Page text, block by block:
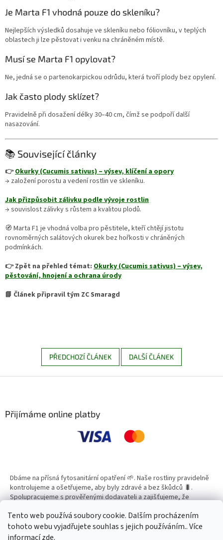
Tento web používá soubory cookie. Dalším procházením
tohoto webu vyjadřujete souhlas s jejich používáním.. Více
informacízde.
Je Marta F1 vhodná pouze do skleníku?
Nejlepších výsledků dosahuje ve skleníku nebo fóliovníku, v teplých
oblastech ji lze pěstovat i venku na chráněném místě.
Musí se Marta F1 opylovat?
Ne, jedná se o partenokarpickou odrůdu, která tvoří plody bez opylení.
Jak často plody sklízet?
Pravidelně při dosažení délky 30–40 cm, čímž se podpoří další
nasazování.
📚 Související články
👉Okurky (Cucumis sativus) – výsev, klíčení a opory
→ založení porostu a vedení rostlin ve skleníku.
Jak přizpůsobit zálivku podle vývoje rostlin
→ souvislost zálivky s růstem a kvalitou plodů.
🧭 Marta F1 je vhodná volba pro pěstitele, kteří chtějí jistotu
rovnoměrných salátových okurek bez hořkosti v chráněných
podmínkách.
👉 Zpět na přehled témat: Okurky (Cucumis sativus) – výsev,
pěstování, hnojení a ochrana úrody
📘 Článek připravil tým ZC Smaragd
PŘEDCHOZÍ ČLÁNEK DALŠÍ ČLÁNEK
Přijímáme online platby
Dbáme na přísná fytosanitární opatření 🌱. Naše rostliny pravidelně
kontrolujeme a ošetřujeme, aby byly zdravé a bez škůdců 🐛.
Spolupracujeme s prověřenými dodavateli a zajišťujeme, že